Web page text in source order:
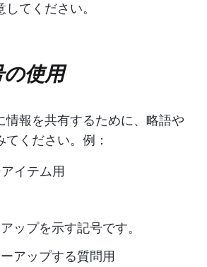
てください。
使用
情報を共有するために、略語や
ください。例：
イテム用
ップを示す記号です。
アップする質問用